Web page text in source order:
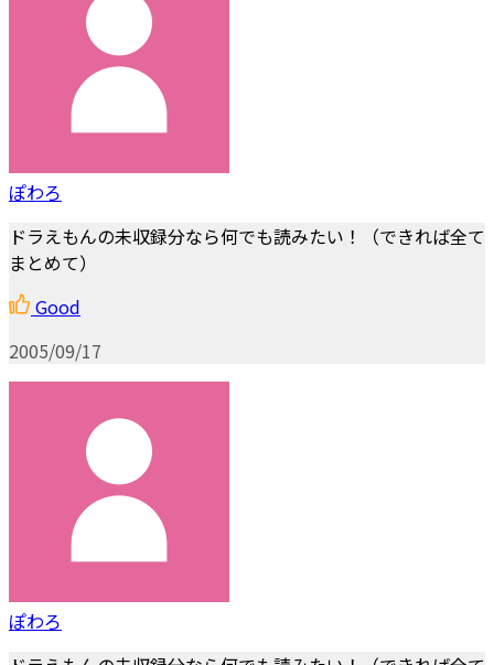
ぽわろ
ドラえもんの未収録分なら何でも読みたい！（できれば全て
まとめて）
Good
2005/09/17
ぽわろ